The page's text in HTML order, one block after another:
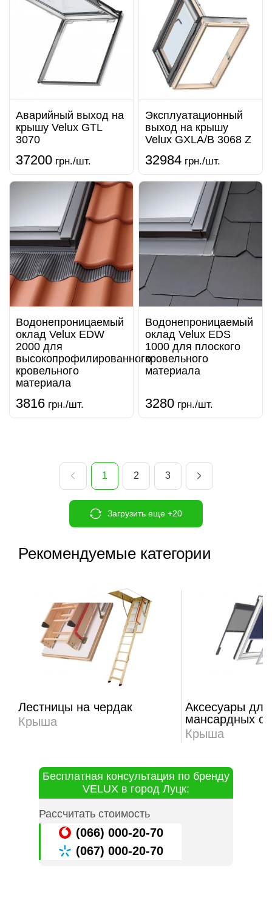
Аварийный выход на
крышу Velux GTL
3070
37200 грн./шт.
Эксплуатационный
выход на крышу
Velux GXLA/B 3068 Z
32984 грн./шт.
Водонепроницаемый
оклад Velux EDW
2000 для
высокопрофилированного
кровельного
материала
3816 грн./шт.
Водонепроницаемый
оклад Velux EDS
1000 для плоского
кровельного
материала
3280 грн./шт.
1 2 3
Загрузить еще +20
Рекомендуемые категории
Лестницы на чердак
Крыша
Аксесуары для
мансардных
Крыша
Бесплатная консультация по бренду
VELUX в город Луцк:
Рассчитать стоимость
(066) 000-20-70
(067) 000-20-70